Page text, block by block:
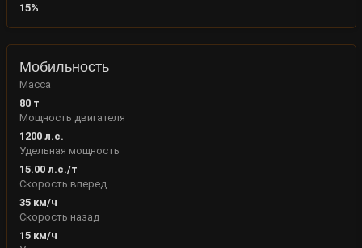
15%
Мобильность
Масса
80т
Мощность двигателя
1200л.с.
Удельная мощность
15.00л.с./т
Скорость вперед
35км/ч
Скорость назад
15км/ч